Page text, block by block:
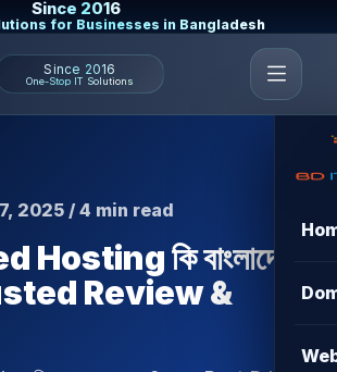
Since 2016
for Businesses in Bangladesh
Since 2016
One-Stop IT Solutions
2025 / 4 min read
কি বাংলাদেশে
Review &